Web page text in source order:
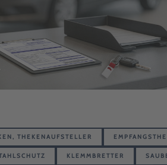
THEKENAUFSTELLER
KLEMMBRETTER